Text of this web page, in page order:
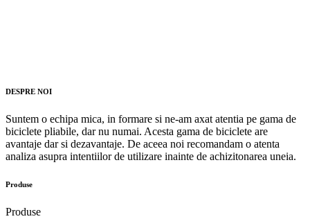
DESPRE NOI
Suntem o echipa mica, in formare si ne-am axat atentia pe gama de
biciclete pliabile, dar nu numai. Acesta gama de biciclete are
avantaje dar si dezavantaje. De aceea noi recomandam o atenta
analiza asupra intentiilor de utilizare inainte de achizitonarea uneia.
Produse
Produse